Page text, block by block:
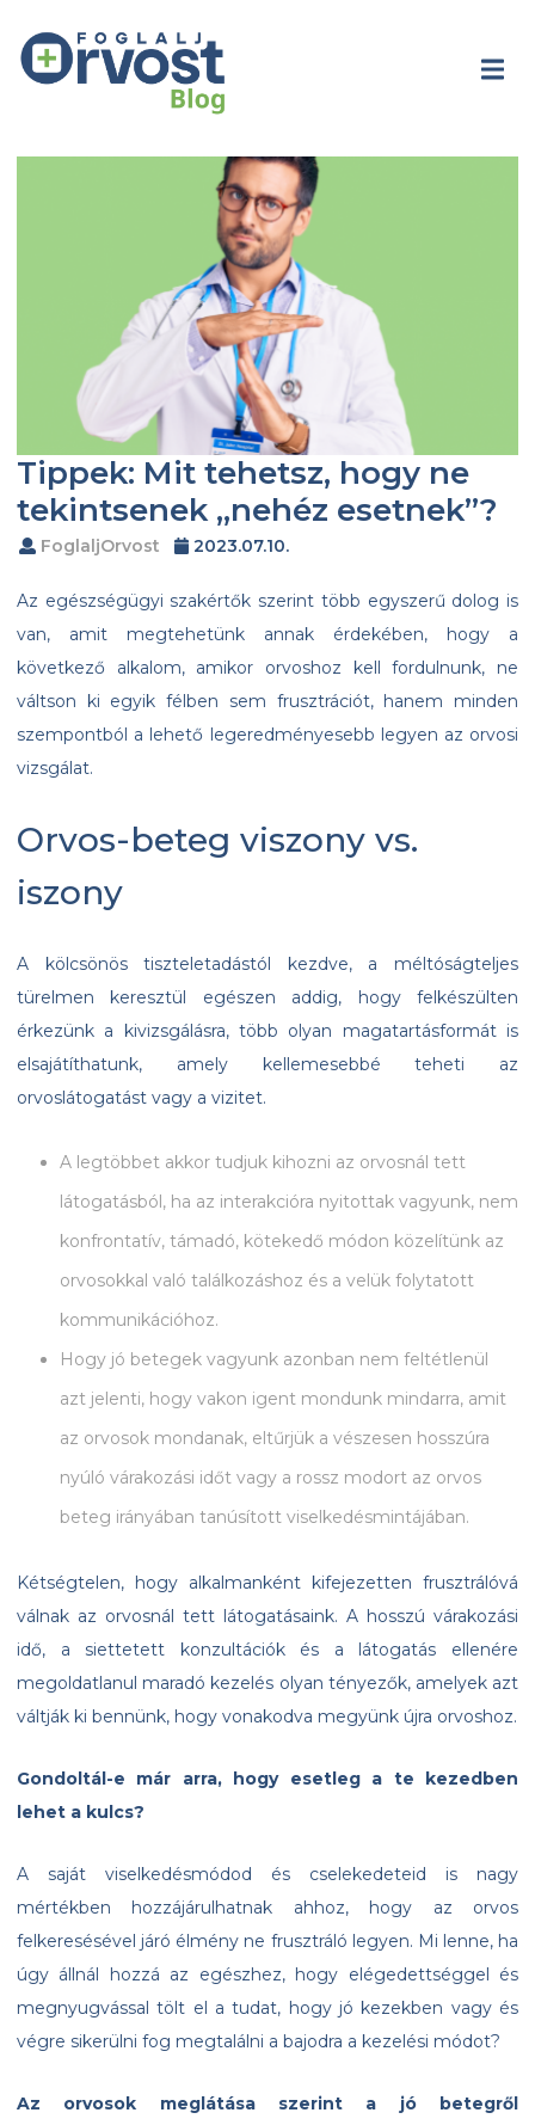
Tippek: Mit tehetsz, hogy ne
tekintsenek „nehéz esetnek”?
FoglaljOrvost 2023.07.10.
Az egészségügyi szakértők szerint több egyszerű dolog is
van, amit megtehetünk annak érdekében, hogy a
következő alkalom, amikor orvoshoz kell fordulnunk, ne
váltson ki egyik félben sem frusztrációt, hanem minden
szempontból a lehető legeredményesebb legyen az orvosi
vizsgálat.
Orvos-beteg viszony vs.
iszony
A kölcsönös tiszteletadástól kezdve, a méltóságteljes
türelmen keresztül egészen addig, hogy felkészülten
érkezünk a kivizsgálásra, több olyan magatartásformát is
elsajátíthatunk, amely kellemesebbé teheti az
orvoslátogatást vagy a vizitet.
A legtöbbet akkor tudjuk kihozni az orvosnál tett
látogatásból, ha az interakcióra nyitottak vagyunk, nem
konfrontatív, támadó, kötekedő módon közelítünk az
orvosokkal való találkozáshoz és a velük folytatott
kommunikációhoz.
Hogy jó betegek vagyunk azonban nem feltétlenül
azt jelenti, hogy vakon igent mondunk mindarra, amit
az orvosok mondanak, eltűrjük a vészesen hosszúra
nyúló várakozási időt vagy a rossz modort az orvos
beteg irányában tanúsított viselkedésmintájában.
Kétségtelen, hogy alkalmanként kifejezetten frusztrálóvá
válnak az orvosnál tett látogatásaink. A hosszú várakozási
idő, a siettetett konzultációk és a látogatás ellenére
megoldatlanul maradó kezelés olyan tényezők, amelyek azt
váltják ki bennünk, hogy vonakodva megyünk újra orvoshoz.
Gondoltál-e már arra, hogy esetleg a te kezedben
lehet a kulcs?
A saját viselkedésmódod és cselekedeteid is nagy
mértékben hozzájárulhatnak ahhoz, hogy az orvos
felkeresésével járó élmény ne frusztráló legyen. Mi lenne, ha
úgy állnál hozzá az egészhez, hogy elégedettséggel és
megnyugvással tölt el a tudat, hogy jó kezekben vagy és
végre sikerülni fog megtalálni a bajodra a kezelési módot?
Az orvosok meglátása szerint a jó betegről